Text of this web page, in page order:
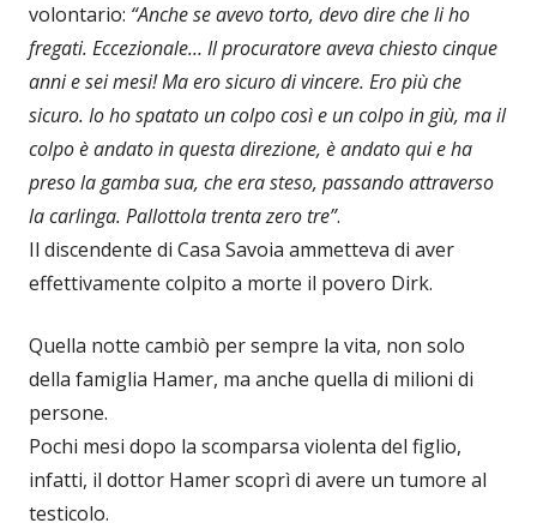
volontario: “Anche se avevo torto, devo dire che li ho
fregati. Eccezionale… Il procuratore aveva chiesto cinque
anni e sei mesi! Ma ero sicuro di vincere. Ero più che
sicuro. Io ho spatato un colpo così e un colpo in giù, ma il
colpo è andato in questa direzione, è andato qui e ha
preso la gamba sua, che era steso, passando attraverso
la carlinga. Pallottola trenta zero tre”.
Il discendente di Casa Savoia ammetteva di aver
effettivamente colpito a morte il povero Dirk.
Quella notte cambiò per sempre la vita, non solo
della famiglia Hamer, ma anche quella di milioni di
persone.
Pochi mesi dopo la scomparsa violenta del figlio,
infatti, il dottor Hamer scoprì di avere un tumore al
testicolo.